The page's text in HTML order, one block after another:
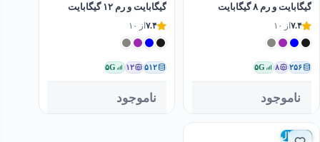
گیگابایت و رم ۸ گیگابایت
۷.۴از ۱۰
۲۵۶ ۸ ۵G
ناموجود
گیگابایت و رم ۱۲ گیگابایت
۷.۴از ۱۰
۵۱۲ ۱۲ ۵G
ناموجود
گلوبال